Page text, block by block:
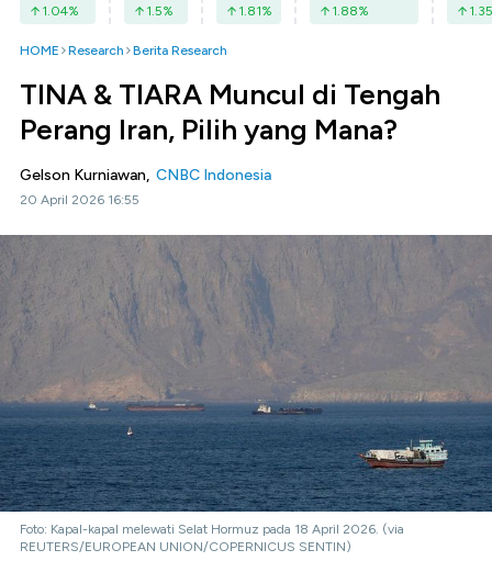
1.04% 1.5% 1.81% 1.88% 1.35
HOME Research Berita Research
TINA & TIARA Muncul di Tengah
Perang Iran, Pilih yang Mana?
Gelson Kurniawan, CNBC Indonesia
20 April 2026 16:55
Foto: Kapal-kapal melewati Selat Hormuz pada 18 April 2026. (via
REUTERS/EUROPEAN UNION/COPERNICUS SENTIN)